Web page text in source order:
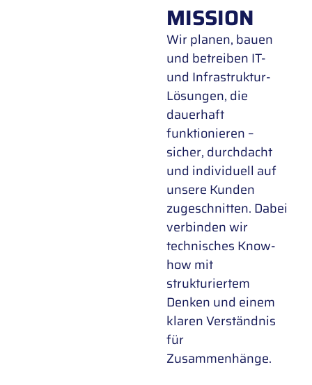
MISSION
Wir planen, bauen
und betreiben IT-
und Infrastruktur-
Lösungen, die
dauerhaft
funktionieren –
sicher, durchdacht
und individuell auf
unsere Kunden
zugeschnitten. Dabei
verbinden wir
technisches Know-
how mit
strukturiertem
Denken und einem
klaren Verständnis
für
Zusammenhänge.